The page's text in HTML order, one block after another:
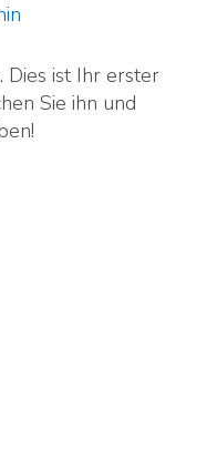
ist Ihr erster
Sie ihn und